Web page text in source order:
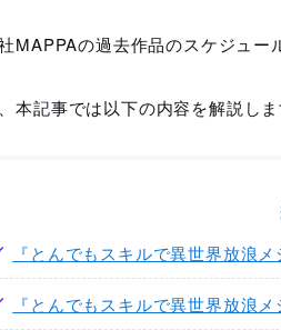
MAPPAの過去作品のスケジュー
本記事では以下の内容を解説しま
『とんでもスキルで異世界放浪
『とんでもスキルで異世界放浪